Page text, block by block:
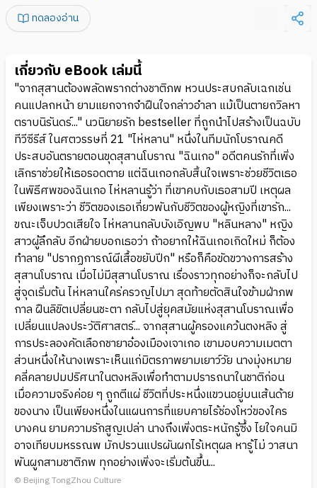
ทดลองอ่าน
เกี่ยวกับ eBook เล่มนี้
"จากสุสานต้องพลัดพรากต่างชาติภพ หวนประสบกลับเฉกเช่น
คนแปลกหน้า ยามแยกจากจำฝืนใจกล่าวอำลา แม้เป็นตายถวิลหา
ตราบนิรันดร์..." นวนิยายรัก bestseller ที่ถูกนำไปสร้างเป็นฉบับ
ทีวีซีรีส์ ในศตวรรษที่ 21 "ไห่หลาน" หนึ่งในทีมนักโบราณคดี
ประสบอันตรายตอนขุดสุสานโบราณ "ฉินเกอ" อดีตคนรักที่เพิ่ง
เลิกราช่วยให้เธอรอดตาย แต่ฉินเกอกลับสิ้นใจเพราะช่วยชีวิตเธอ
ในพิธีศพของฉินเกอ ไห่หลานรู้ว่า ที่เขาคบกับเธอสามปี เหตุผล
เพียงเพราะว่า ชีวิตของเธอเกี่ยวพันกับชีวิตของผู้หญิงที่เขารัก...
ขณะเจ็บปวดเสียใจ ไห่หลานกลับบังเอิญพบ "หลินหลาง" หญิง
สาวผู้ลึกลับ อีกฝ่ายบอกเธอว่า ถ้าอยากให้ฉินเกอเกิดใหม่ ก็ต้อง
ทำลาย "ปรากฏการณ์ผีเสื้อขยับปีก" หรือก็คือขัดขวางการสร้าง
สุสานโบราณ เมื่อไม่มีสุสานโบราณ เรื่องราวทุกอย่างก็จะกลับไป
สู่จุดเริ่มต้น ไห่หลานใคร่ครวญไปมา สุดท้ายตัดสินใจข้ามฝ่าภพ
กาล ฝืนลิขิตเปลี่ยนชะตา กลับไปสู่ยุคสมัยแห่งสุสานโบราณเพื่อ
เปลี่ยนแปลงประวัติศาสตร์... จากสุสานผู้ครองแคว้นตงหลิง สู่
การประลองคัดเลือกชายาอ๋องเมืองเจาเกอ เขามอบความเมตตา
ส่วนหนึ่งให้นางเพราะเห็นแก่มิตรภาพยามเยาว์วัย นางมุ่งหมาย
คลี่คลายปมปริศนาในตงหลิงเพื่อทำตามปรารถนาในชาติก่อน
เมื่อความจริงค่อย ๆ ถูกตีแผ่ ชีวิตที่ประหนึ่งแขวนอยู่บนเส้นด้าย
ของนาง เป็นเพียงหนึ่งในแผนการที่แยบคายไร้ช่องโหว่ของใคร
บางคน ยามความรักสูญเปล่า นางถึงเพิ่งตระหนักรู้ซึ้ง ไยใจคนมิ
อาจเทียบมหรรณพ มักปรวนแปรผันผกไร้เหตุผล หารู้ไม่ วาสนา
พันผูกสามชาติภพ ทุกอย่างเพิ่งจะเริ่มต้นขึ้น...
© Beijing TongZhou Culture